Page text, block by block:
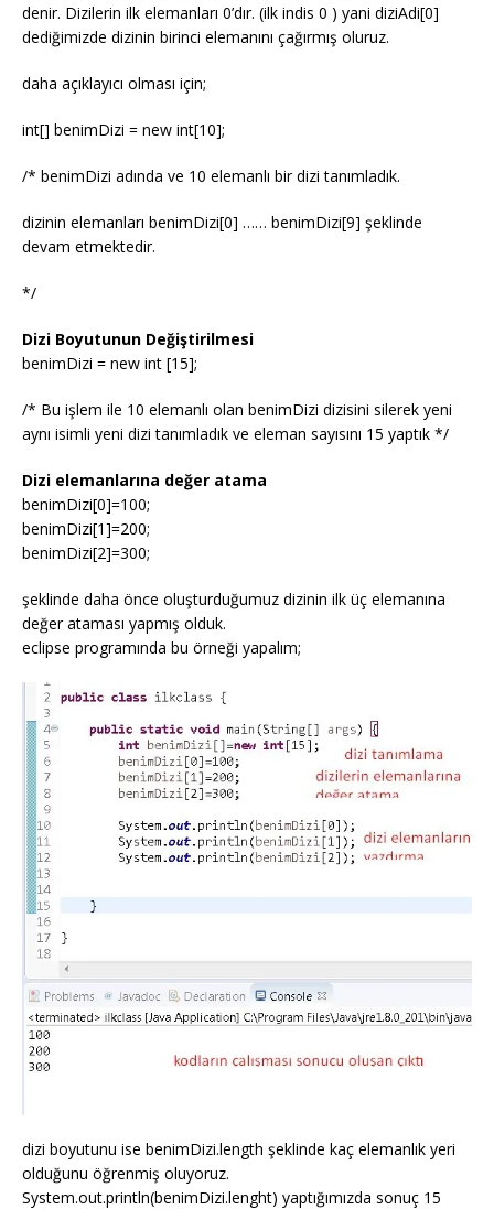
denir. Dizilerin ilk elemanları 0’dır. (ilk indis 0 ) yani diziAdi[0]
dediğimizde dizinin birinci elemanını çağırmış oluruz.
daha açıklayıcı olması için;
int[] benimDizi = new int[10];
/* benimDizi adında ve 10 elemanlı bir dizi tanımladık.
dizinin elemanları benimDizi[0] …… benimDizi[9] şeklinde
devam etmektedir.
*/
Dizi Boyutunun Değiştirilmesi
benimDizi = new int [15];
/* Bu işlem ile 10 elemanlı olan benimDizi dizisini silerek yeni
aynı isimli yeni dizi tanımladık ve eleman sayısını 15 yaptık */
Dizi elemanlarına değer atama
benimDizi[0]=100;
benimDizi[1]=200;
benimDizi[2]=300;
şeklinde daha önce oluşturduğumuz dizinin ilk üç elemanına
değer ataması yapmış olduk.
eclipse programında bu örneği yapalım;
dizi boyutunu ise benimDizi.length şeklinde kaç elemanlık yeri
olduğunu öğrenmiş oluyoruz.
System.out.println(benimDizi.lenght) yaptığımızda sonuç 15